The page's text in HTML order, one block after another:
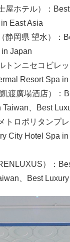
屋ホテル）：
East Asia
静岡県 望水）：
Japan
トンニセコビレ
Resort Spa in
渡廣場酒店）：
、Best
トロポリタンプ
City Hotel Spa
）：
、Best